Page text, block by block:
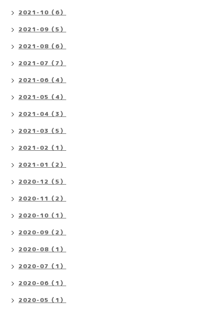
2021-10（6）
2021-09（5）
2021-08（6）
2021-07（7）
2021-06（4）
2021-05（4）
2021-04（3）
2021-03（5）
2021-02（1）
2021-01（2）
2020-12（5）
2020-11（2）
2020-10（1）
2020-09（2）
2020-08（1）
2020-07（1）
2020-06（1）
2020-05（1）